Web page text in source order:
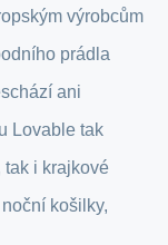
výrobcům
prádla
ani
Lovable tak
tak i krajkové
košilky,